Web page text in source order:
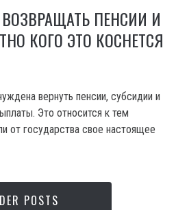
ПЕНСИИ И
КОГО ЭТО КОСНЕТСЯ
вернуть пенсии, субсидии и
Это относится к тем
от государства свое настоящее
POSTS